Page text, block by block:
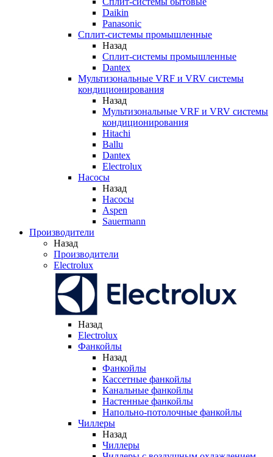
Daikin
Panasonic
Сплит-системы промышленные
Назад
Сплит-системы промышленные
Dantex
Мультизональные VRF и VRV системы
кондиционирования
Назад
Мультизональные VRF и VRV системы
кондиционирования
Hitachi
Ballu
Dantex
Electrolux
Насосы
Назад
Насосы
Aspen
Sauermann
Производители
Назад
Производители
Electrolux
Назад
Electrolux
Фанкойлы
Назад
Фанкойлы
Кассетные фанкойлы
Канальные фанкойлы
Настенные фанкойлы
Напольно-потолочные фанкойлы
Чиллеры
Назад
Чиллеры